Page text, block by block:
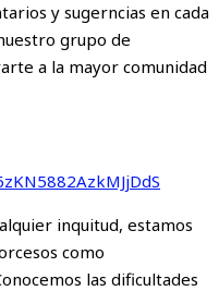
y sugerncias en cada
grupo de
a la mayor comunidad
inquitud, estamos
como
las dificultades